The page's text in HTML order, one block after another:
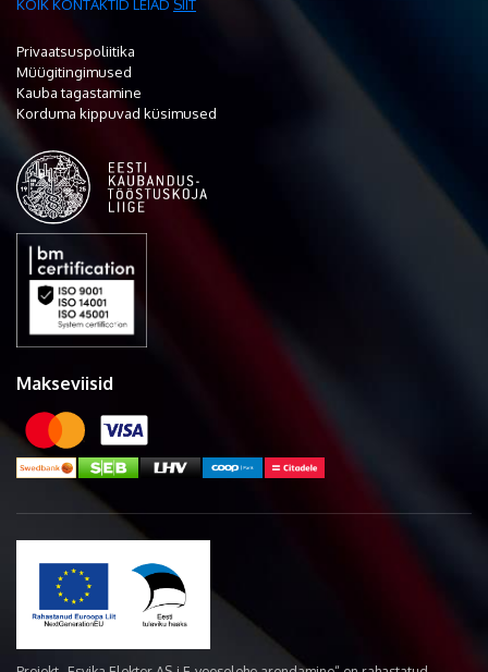
KÕIK KONTAKTID LEIAD SIIT
Privaatsuspoliitika
Müügitingimused
Kauba tagastamine
Korduma kippuvad küsimused
Makseviisid